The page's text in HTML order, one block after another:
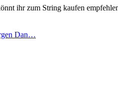
ihr zum String kaufen
Dan…